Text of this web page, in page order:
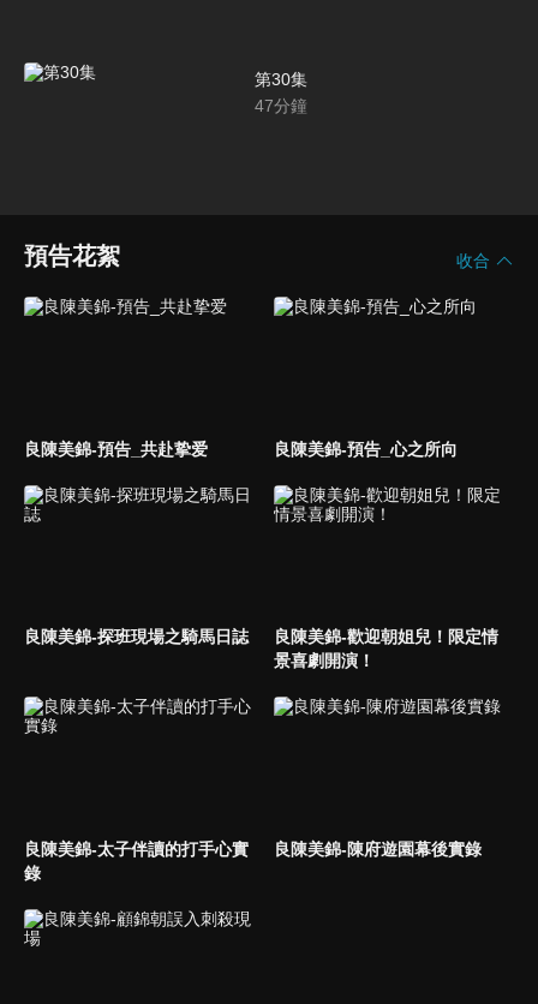
第30集
47分鐘
預告花絮 收合
良陳美錦-預告_共赴挚爱 良陳美錦-預告_心之所向
良陳美錦-探班現場之騎馬日誌
良陳美錦-歡迎朝姐兒！限定情
景喜劇開演！
良陳美錦-太子伴讀的打手心實
錄
良陳美錦-陳府遊園幕後實錄